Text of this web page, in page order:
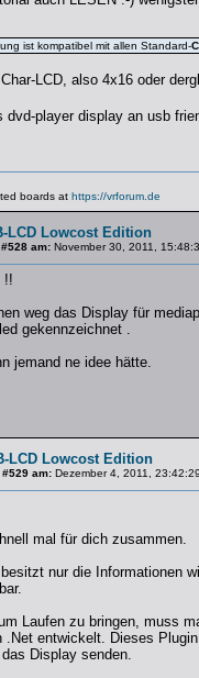
ist kompatibel mit allen Standard-
LCD, also 4x16 oder
dvd-player display an usb
boards at https://vrforum.de
LCD Lowcost Edition
am: November 30, 2011,
!!
weg das Display für
gekennzeichnet .
jemand ne idee hätte.
LCD Lowcost Edition
am: Dezember 4, 2011,
mal für dich zusammen.
nur die Informationen
Laufen zu bringen, muss
.Net entwickelt. Dieses
Display senden.